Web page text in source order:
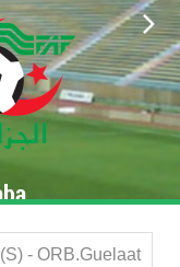
- ORB.Guelaat